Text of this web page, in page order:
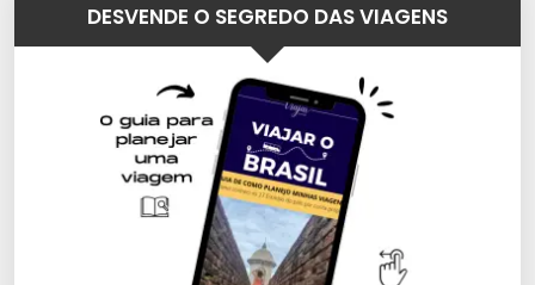
DESVENDE O SEGREDO DAS VIAGENS